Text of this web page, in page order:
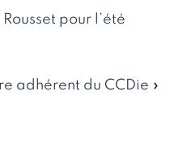
pour l’été
adhérent du CCDie »